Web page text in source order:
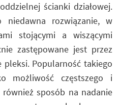
ścianki działowej.
niedawna rozwiązanie, w
stojącymi a wiszącymi
zastępowane jest przez
pleksi. Popularność takiego
możliwość częstszego i
również sposób na nadanie